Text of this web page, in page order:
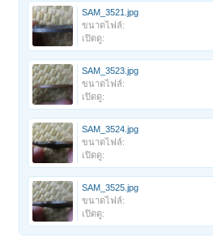
SAM_3521.jpg
ขนาดไฟล์:
เปิดดู:
SAM_3523.jpg
ขนาดไฟล์:
เปิดดู:
SAM_3524.jpg
ขนาดไฟล์:
เปิดดู:
SAM_3525.jpg
ขนาดไฟล์:
เปิดดู: